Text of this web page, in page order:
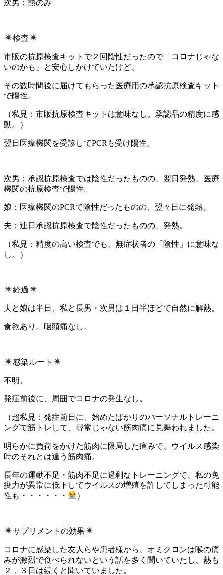
次男：熱のみ
検査
市販の抗原検査キットで２回陰性だったので「コロナじゃな
いのかも」と安心しかけていたけど、
その数時間後に届けてもらった医療用の承認抗原検査キット
で陽性。
（私見：市販抗原検査キットは意味なし。承認品の精度に感
動。）
翌日医療機関を受診してPCRも受け陽性。
次男：承認抗原検査では陰性だったものの、翌日発熱、医療
機関の抗原検査で陽性。
娘：医療機関のPCRで陰性だったものの、翌々日に発熱。
夫：連日承認抗原検査で陰性だったものの、発熱。
（私見：精度の高い検査でも、無症状者の「陰性」に意味な
し。）
経過
夫と娘は半日、私と長男・次男は１日半ほどで自然に解熱。
食欲あり。咽頭痛なし。
感染ルート
不明。
発症前後に、周囲でコロナの発生なし。
（超私見：発症前日に、始めたばかりのパーソナルトレーニ
ングで筋トレして、尋常じゃない筋肉痛に見舞われました。
明らかに負荷をかけた筋肉に限局した痛みで、ウイルス感染
時のそれとは違う筋肉痛。
長年の運動不足・筋肉不足に過剰なトレーニングで、私の免
疫力が異常に低下してウイルスの増殖を許してしまった可能
性も・・・・・・
）
サプリメントの効果
コロナに感染した友人らや患者様から、オミクロンは喉の痛
みが激烈で食べられないという話を多く聞いていたし、熱も
２，３日は続くと聞いていました。